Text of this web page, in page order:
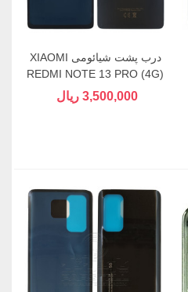
درب پشت شیائومی XIAOMI
REDMI NOTE 13 PRO (4G)
3,500,000 ریال